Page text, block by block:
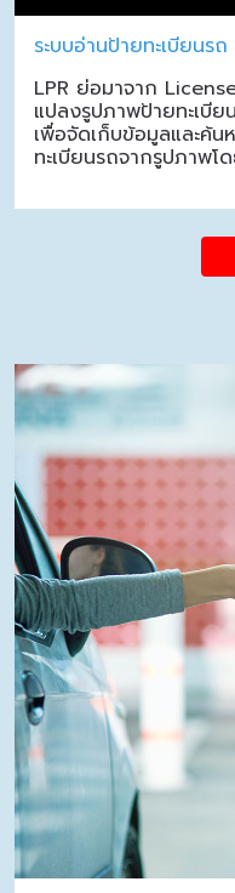
ระบบอ่านป้ายทะเบียนรถ
LPR ย่อมาจาก
แปลงรูปภาพป้ายทะเบีย
เพื่อจัดเก็บข้อมูลและค้น
ทะเบียนรถจากรูปภาพโ